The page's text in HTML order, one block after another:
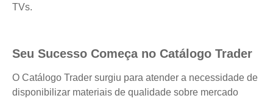
TVs.
Seu Sucesso Começa no Catálogo Trader
O Catálogo Trader surgiu para atender a necessidade de
disponibilizar materiais de qualidade sobre mercado